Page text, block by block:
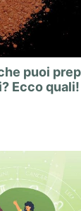
puoi
Ecco quali!